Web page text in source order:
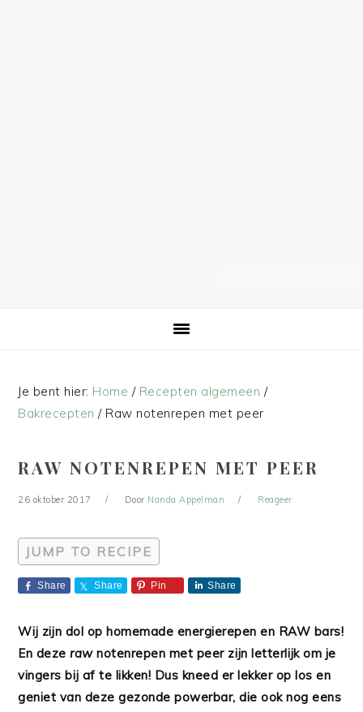
Je bent hier: Home / Recepten algemeen /
Bakrecepten /Raw notenrepen met peer
RAW NOTENREPEN MET PEER
26 oktober 2017 Door Nanda Appelman Reageer
JUMP TO RECIPE
Share Share Pin Share
Wij zijn dol op homemade energierepen en RAW bars!
En dezerawnotenrepen met peer zijn letterlijk om je
vingers bij af te likken! Dus kneed er lekker op los en
geniet van deze gezonde powerbar, die ook nog eens